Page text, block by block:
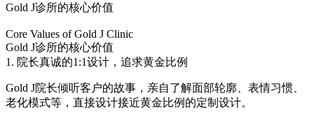
Gold J诊所的核心价值
Core Values of Gold J Clinic
Gold J诊所的核心价值
1. 院长真诚的1:1设计，追求黄金比例
Gold J院长倾听客户的故事，亲自了解面部轮廓、表情习惯、
老化模式等，直接设计接近黄金比例的定制设计。